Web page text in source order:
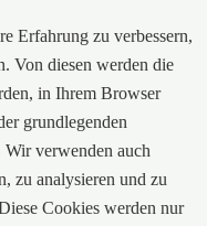
Erfahrung zu verbessern,
Von diesen werden die
in Ihrem Browser
grundlegenden
Wir verwenden auch
zu analysieren und zu
Cookies werden nur